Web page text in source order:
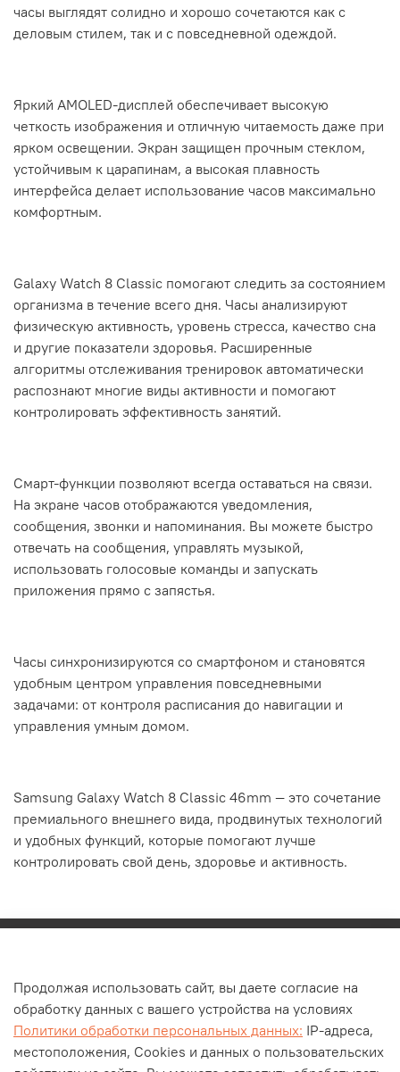
часы выглядят солидно и хорошо сочетаются как с
деловым стилем, так и с повседневной одеждой.
Яркий AMOLED-дисплей обеспечивает высокую
четкость изображения и отличную читаемость даже при
ярком освещении. Экран защищен прочным стеклом,
устойчивым к царапинам, а высокая плавность
интерфейса делает использование часов максимально
комфортным.
Galaxy Watch 8 Classic помогают следить за состоянием
организма в течение всего дня. Часы анализируют
физическую активность, уровень стресса, качество сна
и другие показатели здоровья. Расширенные
алгоритмы отслеживания тренировок автоматически
распознают многие виды активности и помогают
контролировать эффективность занятий.
Смарт-функции позволяют всегда оставаться на связи.
На экране часов отображаются уведомления,
сообщения, звонки и напоминания. Вы можете быстро
отвечать на сообщения, управлять музыкой,
использовать голосовые команды и запускать
приложения прямо с запястья.
Часы синхронизируются со смартфоном и становятся
удобным центром управления повседневными
задачами: от контроля расписания до навигации и
управления умным домом.
Samsung Galaxy Watch 8 Classic 46mm — это сочетание
премиального внешнего вида, продвинутых технологий
и удобных функций, которые помогают лучше
контролировать свой день, здоровье и активность.
О компании
Контакты
Оплата и доставка
Продолжая использовать сайт, вы даете согласие на
обработку данных с вашего устройства на условиях
Политики обработки персональных данных: IP-адреса,
местоположения, Cookies и данных о пользовательских